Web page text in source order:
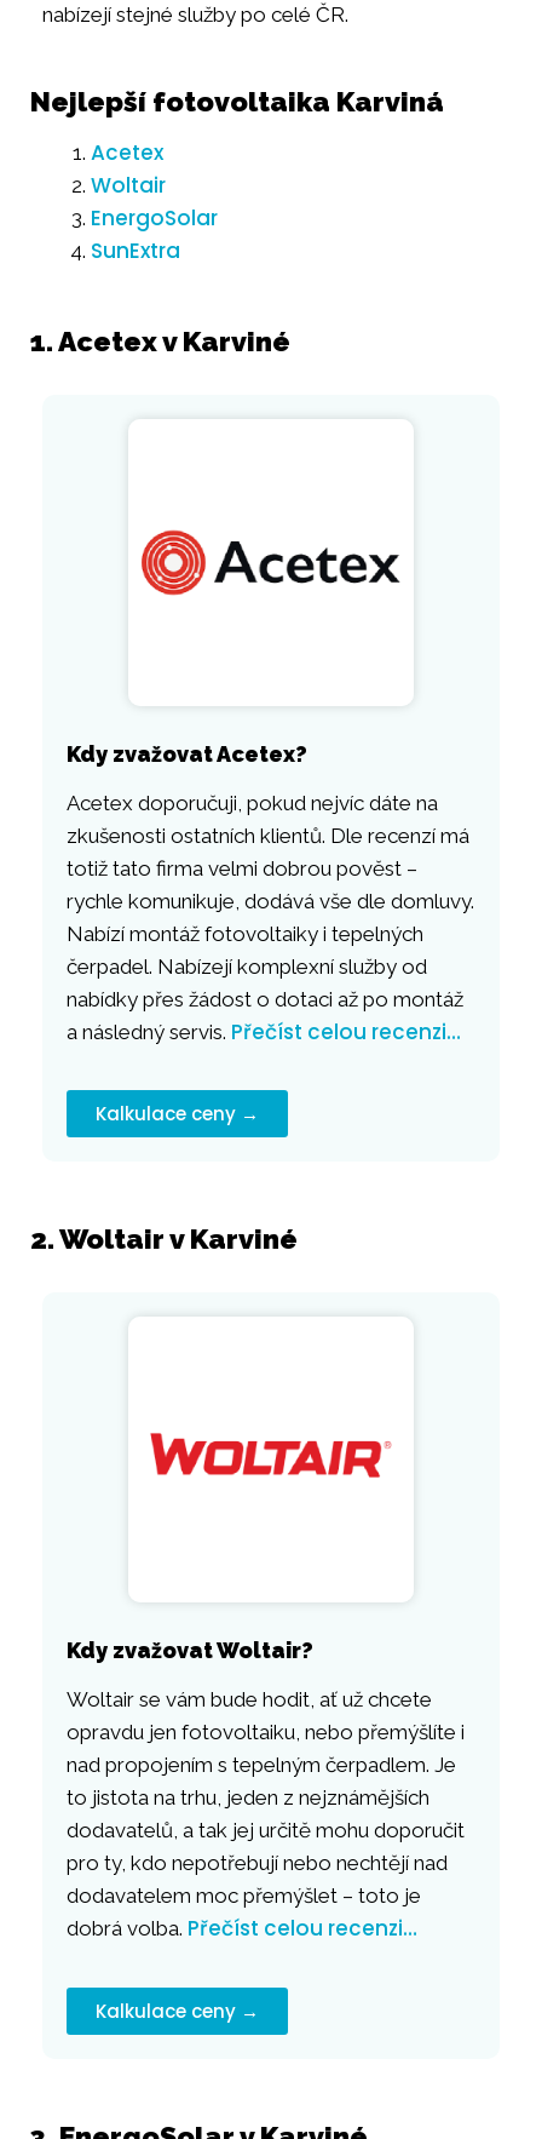
nabízejí stejné služby po celé ČR.
Nejlepší fotovoltaika Karviná
Acetex
Woltair
EnergoSolar
SunExtra
1. Acetex v Karviné
Kdy zvažovat Acetex?
Acetex doporučuji, pokud nejvíc dáte na
zkušenosti ostatních klientů. Dle recenzí má
totiž tato firma velmi dobrou pověst –
rychle komunikuje, dodává vše dle domluvy.
Nabízí montáž fotovoltaiky i tepelných
čerpadel. Nabízejí komplexní služby od
nabídky přes žádost o dotaci až po montáž
a následný servis. Přečíst celou recenzi…
Kalkulace ceny →
2. Woltair v Karviné
Kdy zvažovat Woltair?
Woltair se vám bude hodit, ať už chcete
opravdu jen fotovoltaiku, nebo přemýšlíte i
nad propojením s tepelným čerpadlem. Je
to jistota na trhu, jeden z nejznámějších
dodavatelů, a tak jej určitě mohu doporučit
pro ty, kdo nepotřebují nebo nechtějí nad
dodavatelem moc přemýšlet – toto je
dobrá volba. Přečíst celou recenzi…
Kalkulace ceny →